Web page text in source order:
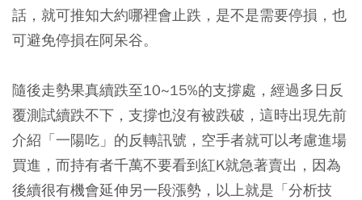
話，就可推知大約哪裡會止跌，是不是需要停損，也
可避免停損在阿呆谷。
隨後走勢果真續跌至10~15%的支撐處，經過多日反
覆測試續跌不下，支撐也沒有被跌破，這時出現先前
介紹「一陽吃」的反轉訊號，空手者就可以考慮進場
買進，而持有者千萬不要看到紅K就急著賣出，因為
後續很有機會延伸另一段漲勢，以上就是「分析技